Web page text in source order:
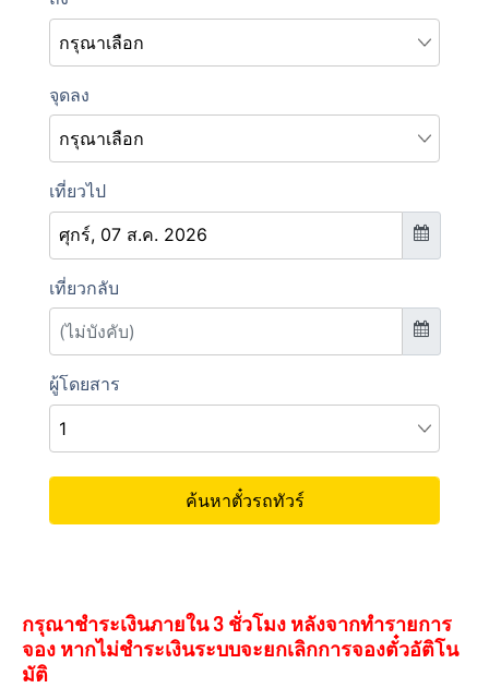
กรุณาชำระเงินภายใน 3 ชั่วโมง หลังจากทำรายการ
จอง หากไม่ชำระเงินระบบจะยกเลิกการจองตั๋วอัติโน
มัติ